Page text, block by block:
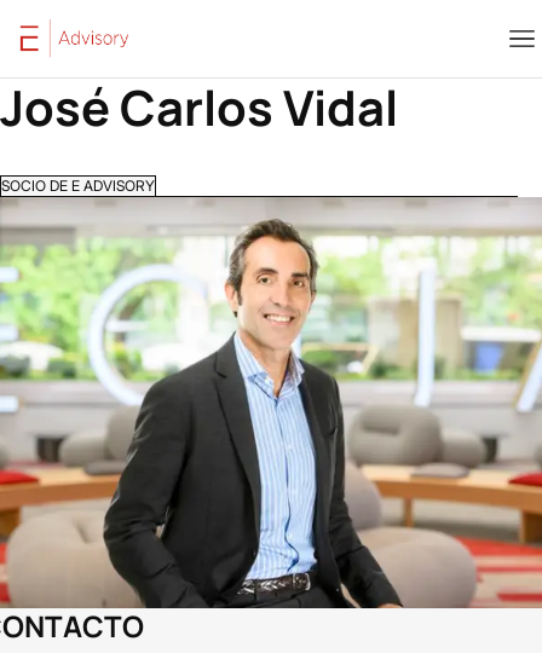
Saltar al contenido
José Carlos Vidal
SOCIO DE E ADVISORY